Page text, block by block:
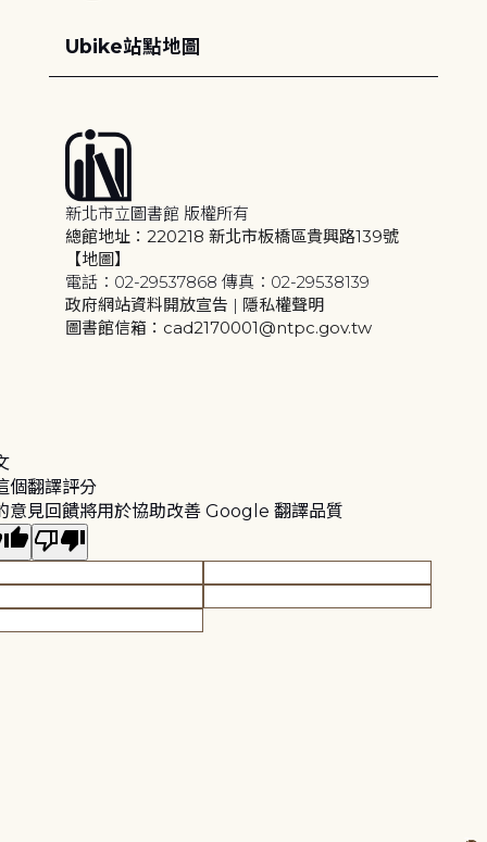
Ubike站點地圖
新北市立圖書館 版權所有
總館地址：220218 新北市板橋區貴興路139號
【地圖】
電話：02-29537868 傳真：02-29538139
政府網站資料開放宣告 | 隱私權聲明
圖書館信箱：cad2170001@ntpc.gov.tw
個翻譯評分
意見回饋將用於協助改善 Google 翻譯品質